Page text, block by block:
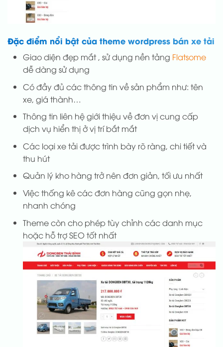
Đặc điểm nổi bật của theme wordpress bán xe tải
Giao diện đẹp mắt , sử dụng nền tảng Flatsome
dễ dàng sử dụng
Có đầy đủ các thông tin về sản phẩm như: tên
xe, giá thành…
Thông tin liên hệ giới thiệu về đơn vị cung cấp
dịch vụ hiển thị ở vị trí bắt mắt
Các loại xe tải được trình bày rõ ràng, chi tiết và
thu hút
Quản lý kho hàng trở nên đơn giản, tối ưu nhất
Việc thống kê các đơn hàng cũng gọn nhẹ,
nhanh chóng
Theme còn cho phép tùy chỉnh các danh mục
hoặc hỗ trợ SEO tốt nhất